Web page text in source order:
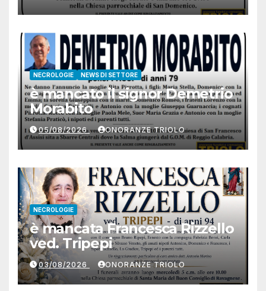
NECROLOGIE NEWS DI SETTORE
è mancato il signor Demetrio
Morabito
05/08/2026 ONORANZE TRIOLO
NECROLOGIE
è mancata Francesca Rizzello
ved. Tripepi
03/08/2026 ONORANZE TRIOLO